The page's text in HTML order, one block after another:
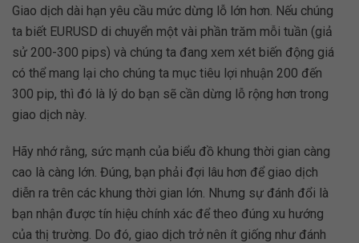
Giao dịch dài hạn yêu cầu mức dừng lỗ lớn hơn. Nếu chúng
ta biết EURUSD di chuyển một vài phần trăm mỗi tuần (giả
sử 200-300 pips) và chúng ta đang xem xét biến động giá
có thể mang lại cho chúng ta mục tiêu lợi nhuận 200 đến
300 pip, thì đó là lý do bạn sẽ cần dừng lỗ rộng hơn trong
giao dịch này.
Hãy nhớ rằng, sức mạnh của biểu đồ khung thời gian càng
cao là càng lớn. Đúng, bạn phải đợi lâu hơn để giao dịch
diễn ra trên các khung thời gian lớn. Nhưng sự đánh đổi là
bạn nhận được tín hiệu chính xác để theo đúng xu hướng
của thị trường. Do đó, giao dịch trở nên ít giống như đánh